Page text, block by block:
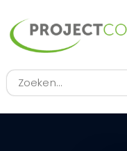
naar
de
Zoeken